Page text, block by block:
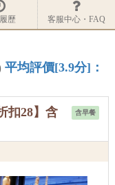
歷 客服中心・FAQ
平均評價[3.9分]：
含早餐
扣28】含